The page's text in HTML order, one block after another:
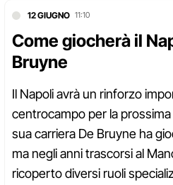
12 GIUGNO 11:10
Come giocherà il
Bruyne
Il Napoli avrà un rinforzo
centrocampo per la prossima
sua carriera De Bruyne ha
ma negli anni trascorsi al
ricoperto diversi ruoli